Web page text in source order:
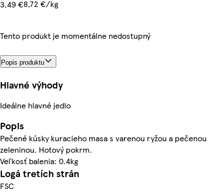
3,49 €8,72 €/kg
Tento produkt je momentálne nedostupný
Popis produktu
Hlavné výhody
Ideálne hlavné jedlo
Popis
Pečené kúsky kuracieho masa s varenou ryžou a pečenou
zeleninou. Hotový pokrm.
Veľkosť balenia: 0.4kg
Logá tretích strán
FSC